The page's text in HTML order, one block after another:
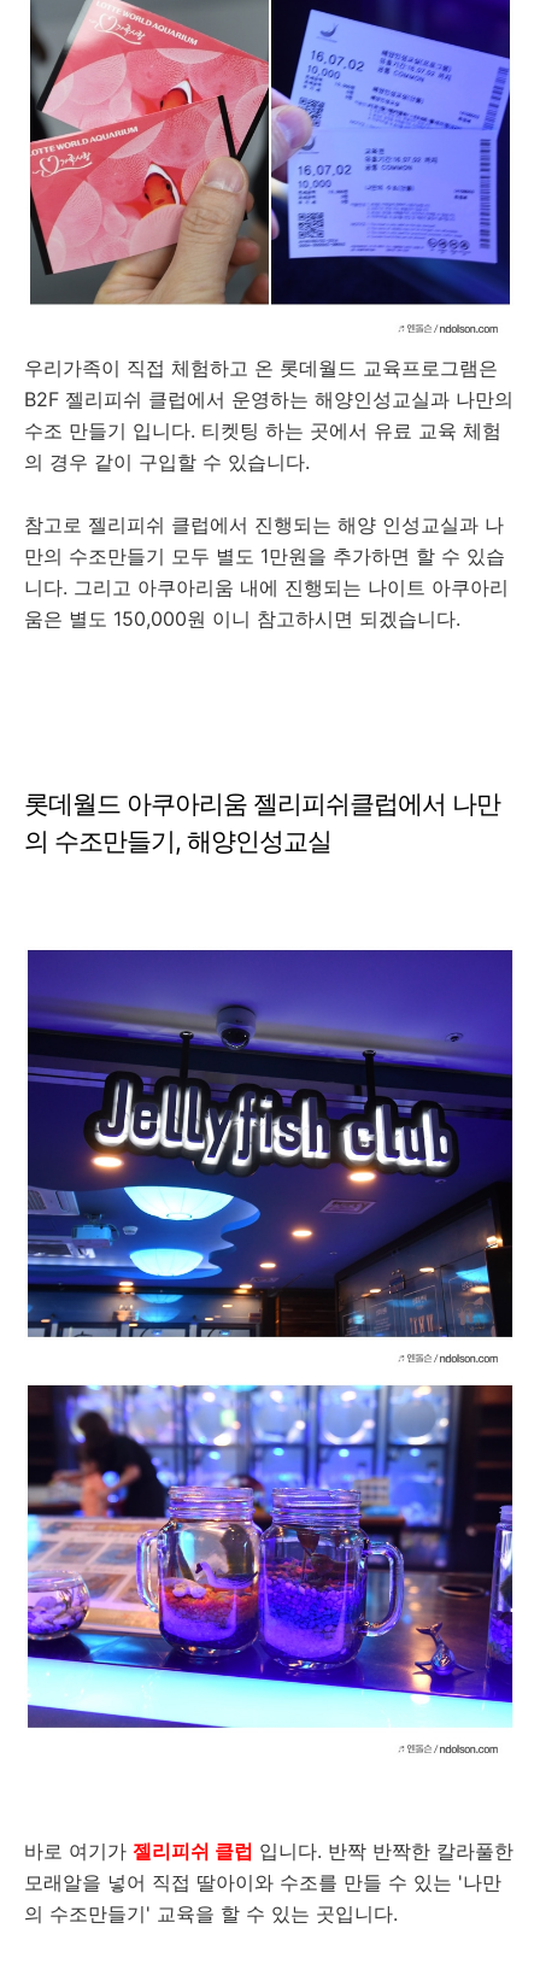
우리가족이 직접 체험하고 온 롯데월드 교육프로그램은
B2F 젤리피쉬 클럽에서 운영하는 해양인성교실과 나만의
수조 만들기 입니다. 티켓팅 하는 곳에서 유료 교육 체험
의 경우 같이 구입할 수 있습니다.
참고로 젤리피쉬 클럽에서 진행되는 해양 인성교실과 나
만의 수조만들기 모두 별도 1만원을 추가하면 할 수 있습
니다. 그리고 아쿠아리움 내에 진행되는 나이트 아쿠아리
움은 별도 150,000원 이니 참고하시면 되겠습니다.
롯데월드 아쿠아리움 젤리피쉬클럽에서 나만
의 수조만들기, 해양인성교실
바로 여기가 젤리피쉬 클럽 입니다. 반짝 반짝한 칼라풀한
모래알을 넣어 직접 딸아이와 수조를 만들 수 있는 '나만
의 수조만들기' 교육을 할 수 있는 곳입니다.